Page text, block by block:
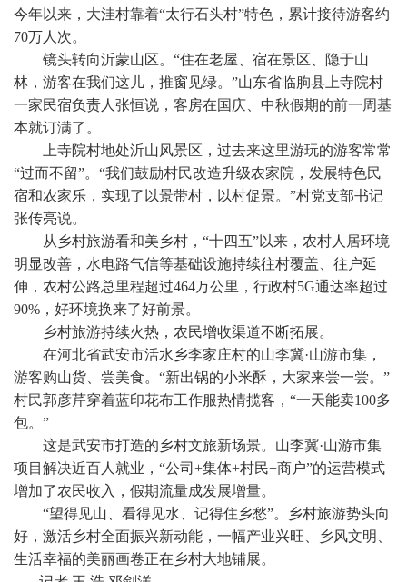
今年以来，大洼村靠着“太行石头村”特色，累计接待游客约
70万人次。
镜头转向沂蒙山区。“住在老屋、宿在景区、隐于山
林，游客在我们这儿，推窗见绿。”山东省临朐县上寺院村
一家民宿负责人张恒说，客房在国庆、中秋假期的前一周基
本就订满了。
上寺院村地处沂山风景区，过去来这里游玩的游客常常
“过而不留”。“我们鼓励村民改造升级农家院，发展特色民
宿和农家乐，实现了以景带村，以村促景。”村党支部书记
张传亮说。
从乡村旅游看和美乡村，“十四五”以来，农村人居环境
明显改善，水电路气信等基础设施持续往村覆盖、往户延
伸，农村公路总里程超过464万公里，行政村5G通达率超过
90%，好环境换来了好前景。
乡村旅游持续火热，农民增收渠道不断拓展。
在河北省武安市活水乡李家庄村的山李冀·山游市集，
游客购山货、尝美食。“新出锅的小米酥，大家来尝一尝。”
村民郭彦芹穿着蓝印花布工作服热情揽客，“一天能卖100多
包。”
这是武安市打造的乡村文旅新场景。山李冀·山游市集
项目解决近百人就业，“公司+集体+村民+商户”的运营模式
增加了农民收入，假期流量成发展增量。
“望得见山、看得见水、记得住乡愁”。乡村旅游势头向
好，激活乡村全面振兴新动能，一幅产业兴旺、乡风文明、
生活幸福的美丽画卷正在乡村大地铺展。